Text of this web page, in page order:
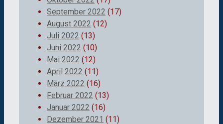
September 2022 (17)
August 2022 (12)
Juli 2022 (13)
Juni 2022 (10)
Mai 2022 (12)
April 2022 (11)
März 2022 (16)
Februar 2022 (13)
Januar 2022 (16)
Dezember 2021 (11)